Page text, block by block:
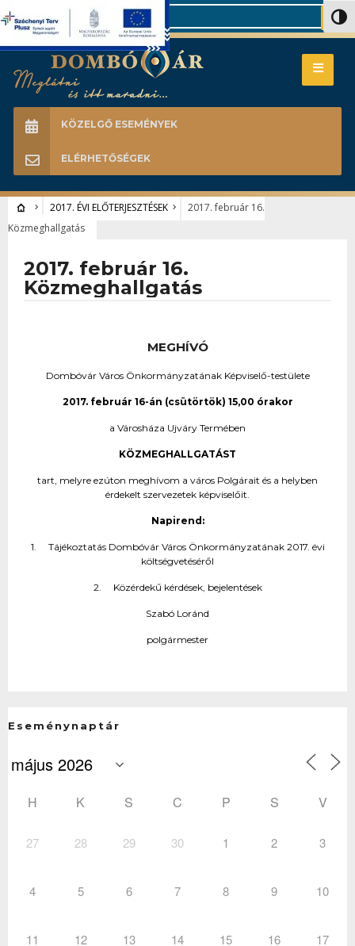
Search
KÖZELGŐ ESEMÉNYEK
ELÉRHETŐSÉGEK
2017. ÉVI ELŐTERJESZTÉSEK
2017. február 16.
Közmeghallgatás
2017. február 16.
Közmeghallgatás
MEGHÍVÓ
Dombóvár Város Önkormányzatának Képviselő-testülete
2017. február 16-án (csütörtök) 15,00 órakor
a Városháza Ujváry Termében
KÖZMEGHALLGATÁST
tart, melyre ezúton meghívom a város Polgárait és a helyben
érdekelt szervezetek képviselőit.
Napirend:
1. Tájékoztatás Dombóvár Város Önkormányzatának 2017. évi
költségvetéséről
2. Közérdekű kérdések, bejelentések
Szabó Loránd
polgármester
Eseménynaptár
H K S C P S V
27 28 29 30 1 2 3
4 5 6 7 8 9 10
11 12 13 14 15 16 17